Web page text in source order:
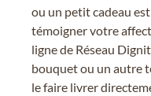
ou un petit cadeau
témoigner votre
ligne de Réseau
bouquet ou un autre
le faire livrer